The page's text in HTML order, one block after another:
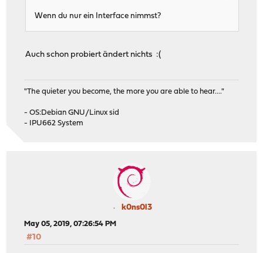
Wenn du nur ein Interface nimmst?
Auch schon probiert ändert nichts :(
"The quieter you become, the more you are able to hear...."
- OS:Debian GNU/Linux sid
- IPU662 System
k0ns0l3
May 05, 2019, 07:26:54 PM
#10